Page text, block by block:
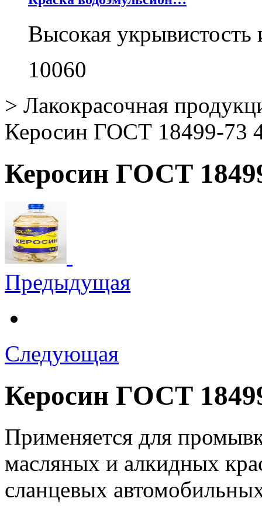
Высокая
10060
> Лакокрасочная
Керосин ГОСТ 18499-73
Керосин ГОСТ
Предыдущая
Следующая
Керосин ГОСТ
Применяется для
масляных и алкидных
сланцевых